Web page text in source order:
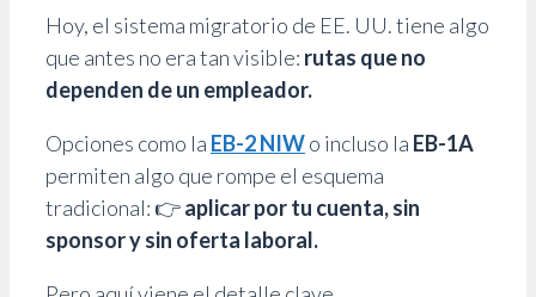
Hoy, el sistema migratorio de EE. UU. tiene algo
que antes no era tan visible: rutas que no
dependen de un empleador.
Opciones como la EB-2 NIWo incluso la EB-1A
permiten algo que rompe el esquema
tradicional: 👉aplicar por tu cuenta, sin
sponsor y sin oferta laboral.